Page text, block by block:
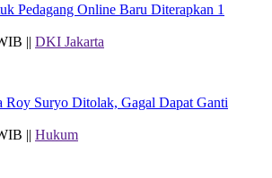
Pedagang Online Baru Diterapkan 1
|| DKI Jakarta
Roy Suryo Ditolak, Gagal Dapat Ganti
|| Hukum